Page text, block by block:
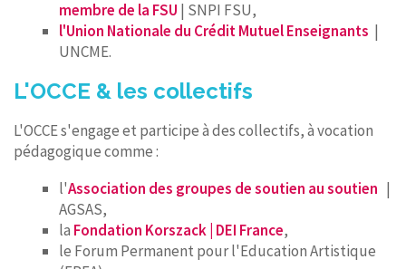
membre de la FSU | SNPI FSU,
l'Union Nationale du Crédit Mutuel Enseignants |
UNCME.
L'OCCE & les collectifs
L'OCCE s'engage et participe à des collectifs, à vocation
pédagogique comme :
l'Association des groupes de soutien au soutien |
AGSAS,
la Fondation Korszack | DEI France,
le Forum Permanent pour l'Education Artistique